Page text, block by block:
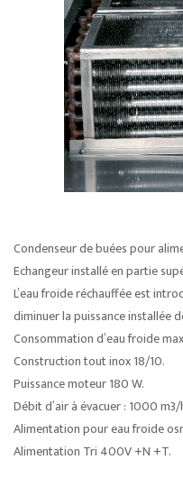
Condenseur de buées pour
Echangeur installé en partie
L’eau froide réchauffée est
diminuer la puissance installée
Consommation d’eau froide
Construction tout inox 18/10.
Puissance moteur 180 W.
Débit d’air à évacuer : 1000 m3/
Alimentation pour eau froide
Alimentation Tri 400V +N +T.